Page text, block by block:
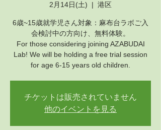
2月14日(土)
  |
港区
6歳~15歳就学児さん対象：麻布台ラボご入
会検討中の方向け、無料体験。
For those considering joining AZABUDAI
Lab! We will be holding a free trial session
for age 6-15 years old children.
チケットは販売されていません
他のイベントを見る